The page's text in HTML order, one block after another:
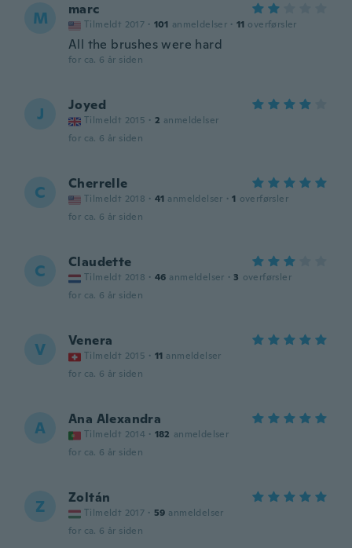
M marc
Tilmeldt 2017 · 101 anmeldelser · 11 overførsler
All the brushes were hard
for ca. 6 år siden
J Joyed
Tilmeldt 2015 · 2 anmeldelser
for ca. 6 år siden
C Cherrelle
Tilmeldt 2018 · 41 anmeldelser · 1 overførsler
for ca. 6 år siden
C Claudette
Tilmeldt 2018 · 46 anmeldelser · 3 overførsler
for ca. 6 år siden
V Venera
Tilmeldt 2015 · 11 anmeldelser
for ca. 6 år siden
A Ana Alexandra
Tilmeldt 2014 · 182 anmeldelser
for ca. 6 år siden
Z Zoltán
Tilmeldt 2017 · 59 anmeldelser
for ca. 6 år siden